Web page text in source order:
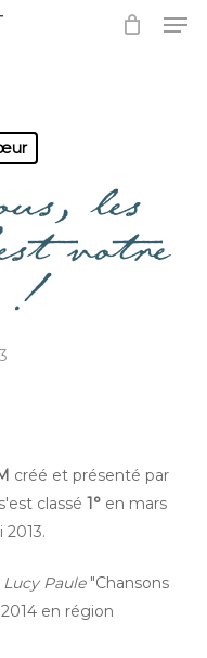
les
votre
!
créé et présenté par
s'est classé 1°en mars
2013.
Lucy Paule"Chansons
en région